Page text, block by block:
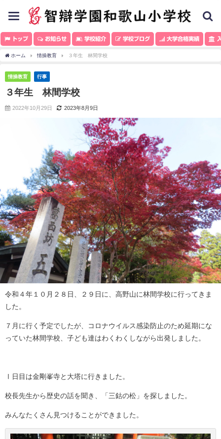
toggle
navigation
トップ お知らせ 学校紹介 学校ブログ 大学合格実績
ホーム 情操教育 ３年生 林間学校
情操教育 行事
３年生 林間学校
2022年10月29日 2023年8月9日
令和４年１０月２８日、２９日に、高野山に林間学校に行ってきま
した。
７月に行く予定でしたが、コロナウイルス感染防止のため延期にな
っていた林間学校、子ども達はわくわくしながら出発しました。
Ⅰ日目は金剛峯寺と大塔に行きました。
校長先生から歴史の話を聞き、「三鈷の松」を探しました。
みんなたくさん見つけることができました。